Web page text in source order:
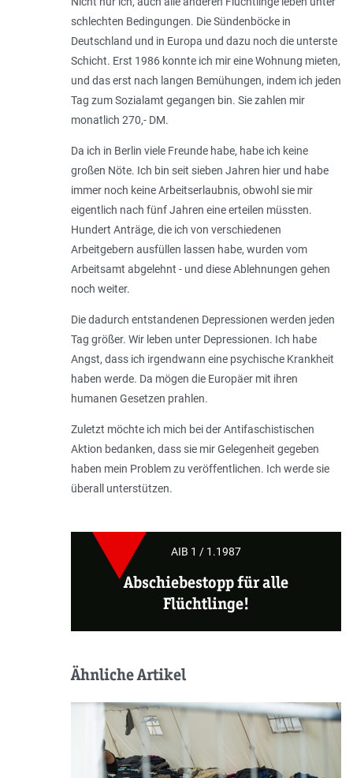
schlechten Bedingungen. Die Sündenböcke in
Deutschland und in Europa und dazu noch die unterste
Schicht. Erst 1986 konnte ich mir eine Wohnung mieten,
und das erst nach langen Bemühungen, indem ich jeden
Tag zum Sozialamt gegangen bin. Sie zahlen mir
monatlich 270,- DM.
Da ich in Berlin viele Freunde habe, habe ich keine
großen Nöte. Ich bin seit sieben Jahren hier und habe
immer noch keine Arbeitserlaubnis, obwohl sie mir
eigentlich nach fünf Jahren eine erteilen müssten.
Hundert Anträge, die ich von verschiedenen
Arbeitgebern ausfüllen lassen habe, wurden vom
Arbeitsamt abgelehnt - und diese Ablehnungen gehen
noch weiter.
Die dadurch entstandenen Depressionen werden jeden
Tag größer. Wir leben unter Depressionen. Ich habe
Angst, dass ich irgendwann eine psychische Krankheit
haben werde. Da mögen die Europäer mit ihren
humanen Gesetzen prahlen.
Zuletzt möchte ich mich bei der Antifaschistischen
Aktion bedanken, dass sie mir Gelegenheit gegeben
haben mein Problem zu veröffentlichen. Ich werde sie
überall unterstützen.
AIB 1 / 1.1987
Abschiebestopp für alle
Flüchtlinge!
Ähnliche Artikel